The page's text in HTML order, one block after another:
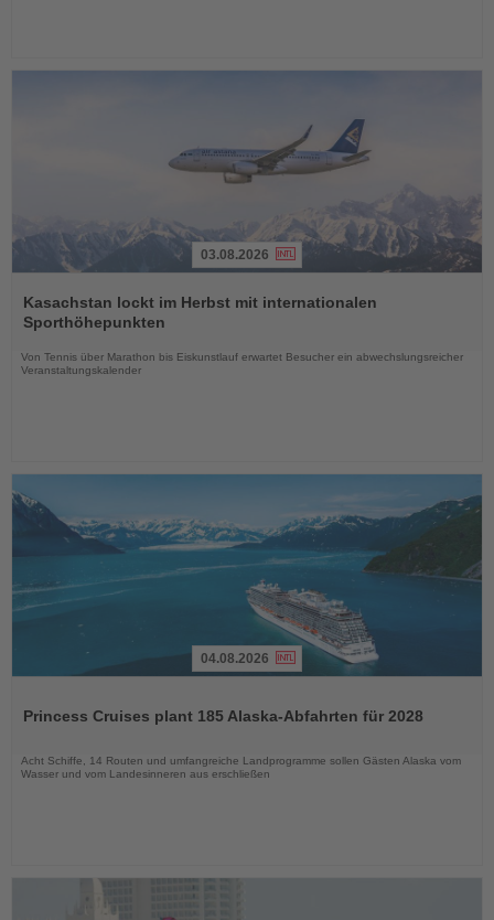
Sie
die
Nachrichten
03.08.2026
Kasachstan lockt im Herbst mit internationalen
Sporthöhepunkten
Von Tennis über Marathon bis Eiskunstlauf erwartet Besucher ein abwechslungsreicher
Veranstaltungskalender
die
04.08.2026
Princess Cruises plant 185 Alaska-Abfahrten für 2028
Acht Schiffe, 14 Routen und umfangreiche Landprogramme sollen Gästen Alaska vom
Wasser und vom Landesinneren aus erschließen